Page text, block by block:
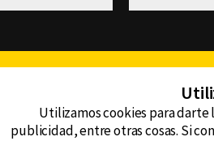
Utilizamos cookies para darte
publicidad, entre otras cosas. Si